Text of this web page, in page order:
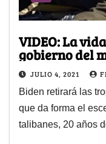
VIDEO: La
gobierno del
JULIO 4, 2021
Biden retirará las
que da forma el
talibanes, 20 años